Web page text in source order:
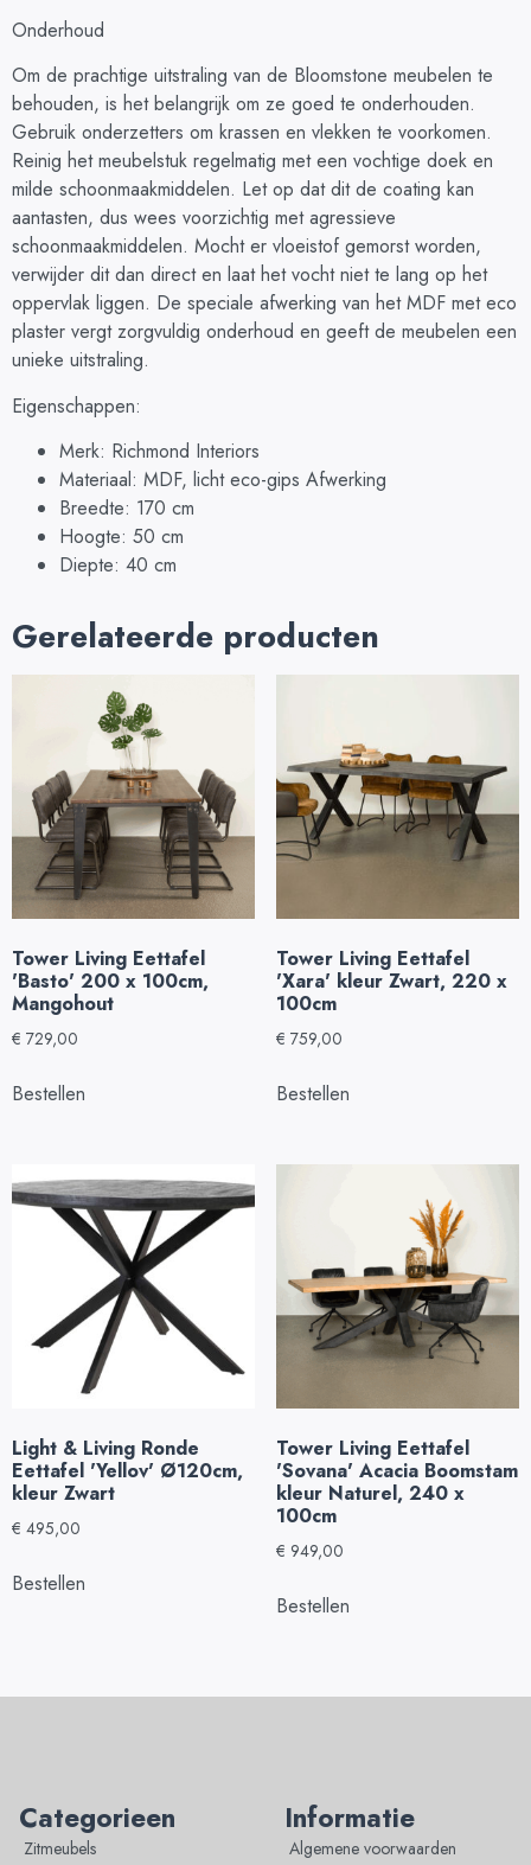
Onderhoud
Om de prachtige uitstraling van de Bloomstone meubelen te
behouden, is het belangrijk om ze goed te onderhouden.
Gebruik onderzetters om krassen en vlekken te voorkomen.
Reinig het meubelstuk regelmatig met een vochtige doek en
milde schoonmaakmiddelen. Let op dat dit de coating kan
aantasten, dus wees voorzichtig met agressieve
schoonmaakmiddelen. Mocht er vloeistof gemorst worden,
verwijder dit dan direct en laat het vocht niet te lang op het
oppervlak liggen. De speciale afwerking van het MDF met eco
plaster vergt zorgvuldig onderhoud en geeft de meubelen een
unieke uitstraling.
Eigenschappen:
Merk: Richmond Interiors
Materiaal: MDF, licht eco-gips Afwerking
Breedte: 170 cm
Hoogte: 50 cm
Diepte: 40 cm
Gerelateerde producten
Tower Living Eettafel
'Basto' 200 x 100cm,
Mangohout
€ 729,00
Bestellen
Tower Living Eettafel
'Xara' kleur Zwart, 220 x
100cm
€ 759,00
Bestellen
Light & Living Ronde
Eettafel 'Yellov' Ø120cm,
kleur Zwart
€ 495,00
Bestellen
Tower Living Eettafel
'Sovana' Acacia Boomstam
kleur Naturel, 240 x
100cm
€ 949,00
Bestellen
Categorieen
Zitmeubels
Informatie
Algemene voorwaarden